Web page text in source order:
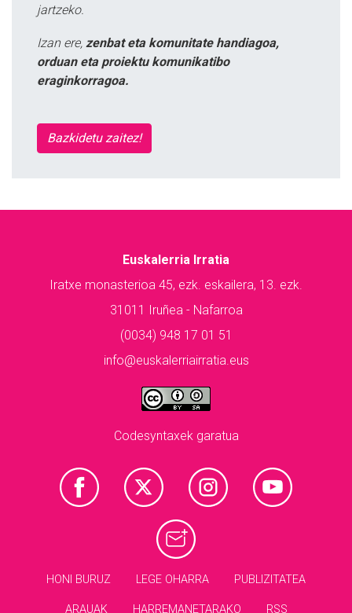
jartzeko.
Izan ere, zenbat eta komunitate handiagoa,
orduan eta proiektu komunikatibo
eraginkorragoa.
Bazkidetu zaitez!
Euskalerria Irratia
Iratxe monasterioa 45, ezk. eskailera, 13. ezk.
31011 Iruñea - Nafarroa
(0034) 948 17 01 51
info@euskalerriairratia.eus
Codesyntaxek garatua
HONI BURUZ LEGE OHARRA PUBLIZITATEA
ARAUAK HARREMANETARAKO RSS